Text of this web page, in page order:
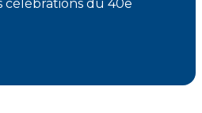
célébrations du 40e